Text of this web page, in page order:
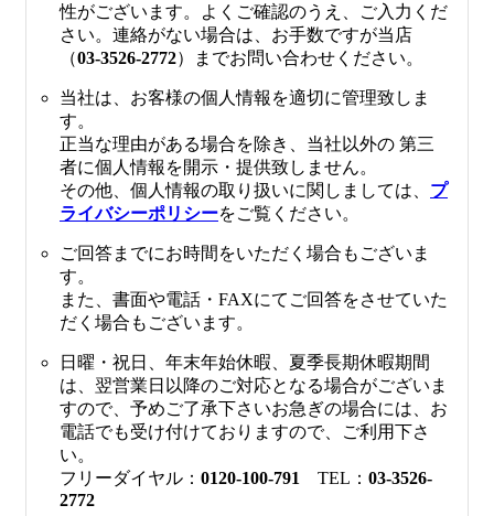
性がございます。よくご確認のうえ、ご入力くだ
さい。連絡がない場合は、お手数ですが当店
（03-3526-2772）までお問い合わせください。
当社は、お客様の個人情報を適切に管理致しま
す。
正当な理由がある場合を除き、当社以外の 第三
者に個人情報を開示・提供致しません。
その他、個人情報の取り扱いに関しましては、 プ
ライバシーポリシーをご覧ください。
ご回答までにお時間をいただく場合もございま
す。
また、書面や電話・FAXにてご回答をさせていた
だく場合もございます。
日曜・祝日、年末年始休暇、夏季長期休暇期間
は、翌営業日以降のご対応となる場合がございま
すので、予めご了承下さいお急ぎの場合には、お
電話でも受け付けておりますので、ご利用下さ
い。
フリーダイヤル： 0120-100-791 TEL： 03-3526-
2772